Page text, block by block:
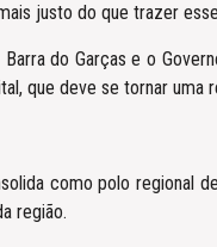
justo do que trazer
do Garças e o
que deve se tornar uma
como polo regional
região.